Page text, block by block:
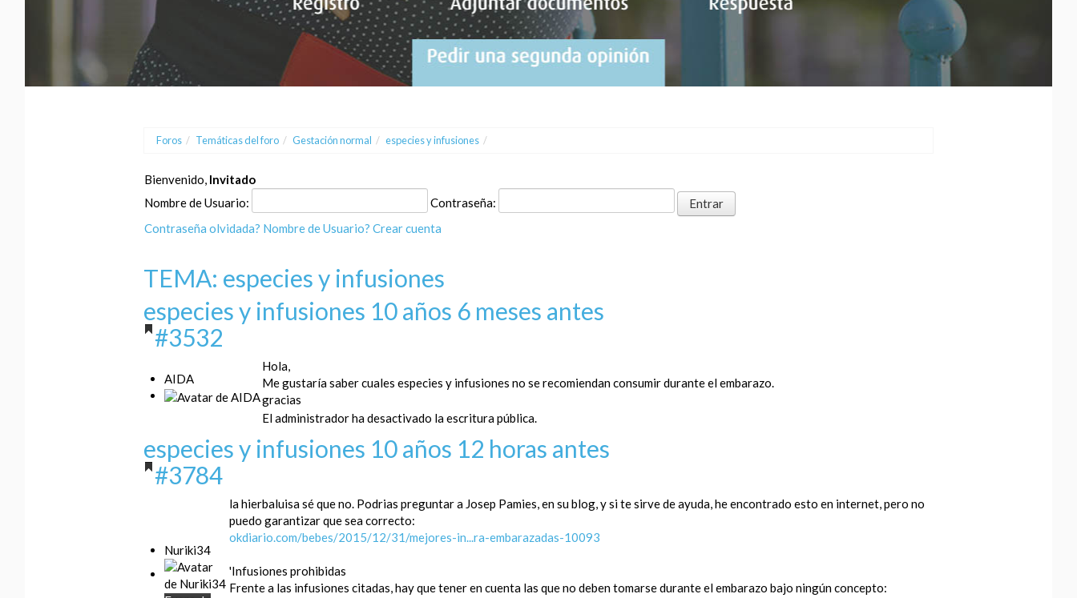
Foros / Temáticas del foro / Gestación normal / especies y infusiones /
Bienvenido, Invitado
Nombre de Usuario:
Contraseña:
Contraseña olvidada? Nombre de Usuario? Crear cuenta
TEMA: especies y infusiones
especies y infusiones 10 años 6 meses antes
#3532
AIDA
Hola,
Me gustaría saber cuales especies y infusiones no se recomiendan consumir durante el embarazo.
gracias
El administrador ha desactivado la escritura pública.
especies y infusiones 10 años 12 horas antes
#3784
Nuriki34
la hierbaluisa sé que no. Podrias preguntar a Josep Pamies, en su blog, y si te sirve de ayuda, he encontrado esto en internet, pero no
puedo garantizar que sea correcto:
okdiario.com/bebes/2015/12/31/mejores-in...ra-embarazadas-10093
'Infusiones prohibidas
Frente a las infusiones citadas, hay que tener en cuenta las que no deben tomarse durante el embarazo bajo ningún concepto: